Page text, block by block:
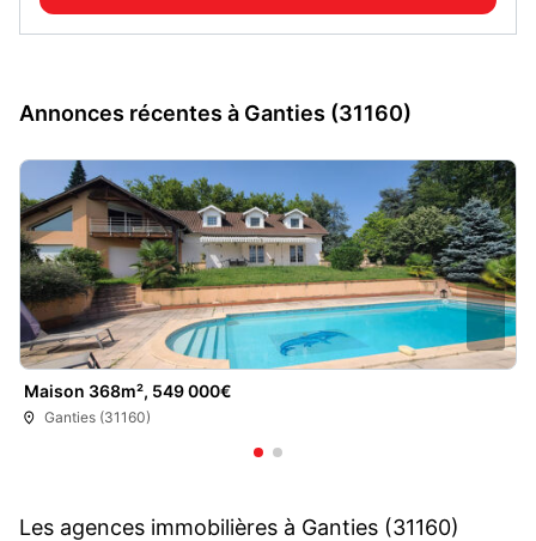
Annonces récentes à Ganties (31160)
Maison 368m², 549 000€
Ganties (31160)
Les agences immobilières à Ganties (31160)